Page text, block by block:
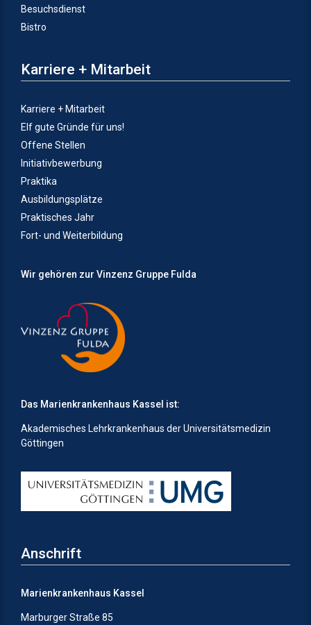
Besuchsdienst
Bistro
Karriere + Mitarbeit
Karriere + Mitarbeit
Elf gute Gründe für uns!
Offene Stellen
Initiativbewerbung
Praktika
Ausbildungsplätze
Praktisches Jahr
Fort- und Weiterbildung
Wir gehören zur Vinzenz Gruppe Fulda
Das Marienkrankenhaus Kassel ist:
Akademisches Lehrkrankenhaus der Universitätsmedizin
Göttingen
Anschrift
Marienkrankenhaus Kassel
Marburger Straße 85